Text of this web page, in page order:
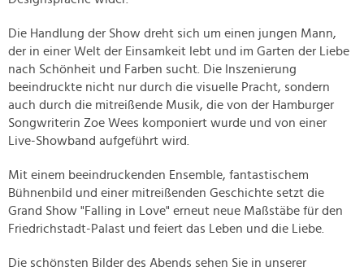
Die Handlung der Show dreht sich um einen jungen Mann,
der in einer Welt der Einsamkeit lebt und im Garten der Liebe
nach Schönheit und Farben sucht. Die Inszenierung
beeindruckte nicht nur durch die visuelle Pracht, sondern
auch durch die mitreißende Musik, die von der Hamburger
Songwriterin Zoe Wees komponiert wurde und von einer
Live-Showband aufgeführt wird.
Mit einem beeindruckenden Ensemble, fantastischem
Bühnenbild und einer mitreißenden Geschichte setzt die
Grand Show "Falling in Love" erneut neue Maßstäbe für den
Friedrichstadt-Palast und feiert das Leben und die Liebe.
Die schönsten Bilder des Abends sehen Sie in unserer